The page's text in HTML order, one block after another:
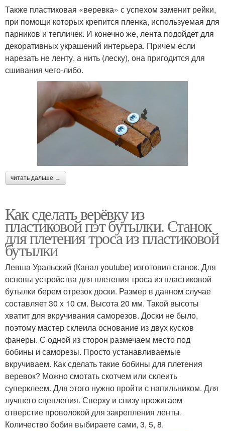
Также пластиковая «веревка» с успехом заменит рейки,
при помощи которых крепится пленка, используемая для
парников и тепличек. И конечно же, лента подойдет для
декоративных украшений интерьера. Причем если
нарезать не ленту, а нить (леску), она пригодится для
сшивания чего-либо.
читать дальше →
Как сделать верёвку из
пластиковой пэт бутылки. Станок
для плетения троса из пластиковой
бутылки
Левша Уральский (Канал youtube) изготовил станок. Для
основы устройства для плетения троса из пластиковой
бутылки берем отрезок доски. Размер в данном случае
составляет 30 x 10 см. Высота 20 мм. Такой высоты
хватит для вкручивания саморезов. Доски не было,
поэтому мастер склеила основание из двух кусков
фанеры. С одной из сторон размечаем место под
бобины и саморезы. Просто устанавливаемые
вкручиваем. Как сделать такие бобины для плетения
веревок? Можно смотать скотчем или склеить
суперклеем. Для этого нужно пройти с напильником. Для
лучшего сцепления. Сверху и снизу прожигаем
отверстие проволокой для закрепления ленты.
Количество бобин выбираете сами, 3, 5, 8.